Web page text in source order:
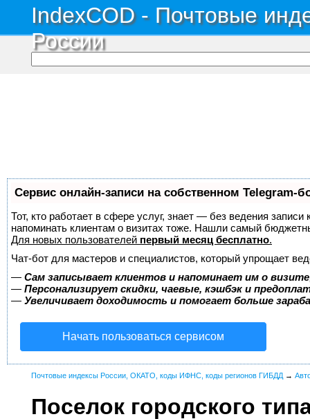
IndexCOD - Почтовые
России
Сервис онлайн-записи на собственном Telegram-
Тот, кто работает в сфере услуг, знает — без ведения
напоминать клиентам о визитах тоже. Нашли самый
Для новых пользователей первый месяц бесплатно.
Чат-бот для мастеров и специалистов, который упрощает
— Сам записывает клиентов и напоминает им о
— Персонализирует скидки, чаевые, кэшбэк и
— Увеличивает доходимость и помогает больше
Начать пользоваться сервисом
Почтовые индексы России, ОКАТО, коды ИФНС, коды регионов ГИБДД →
Поселок городского